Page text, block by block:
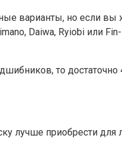
варианты, но если вы
Daiwa, Ryiobi или
то
лучше приобрести